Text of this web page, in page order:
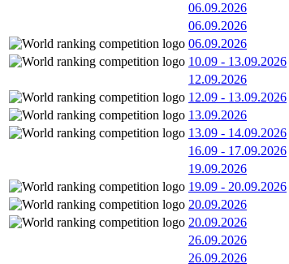
06.09.2026
06.09.2026
06.09.2026
10.09 - 13.09.2026
12.09.2026
12.09 - 13.09.2026
13.09.2026
13.09 - 14.09.2026
16.09 - 17.09.2026
19.09.2026
19.09 - 20.09.2026
20.09.2026
20.09.2026
26.09.2026
26.09.2026